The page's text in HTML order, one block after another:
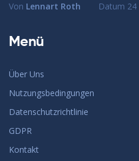
Von Lennart Roth Datum 24
Menü
Über Uns
Nutzungsbedingungen
Datenschutzrichtlinie
GDPR
Kontakt